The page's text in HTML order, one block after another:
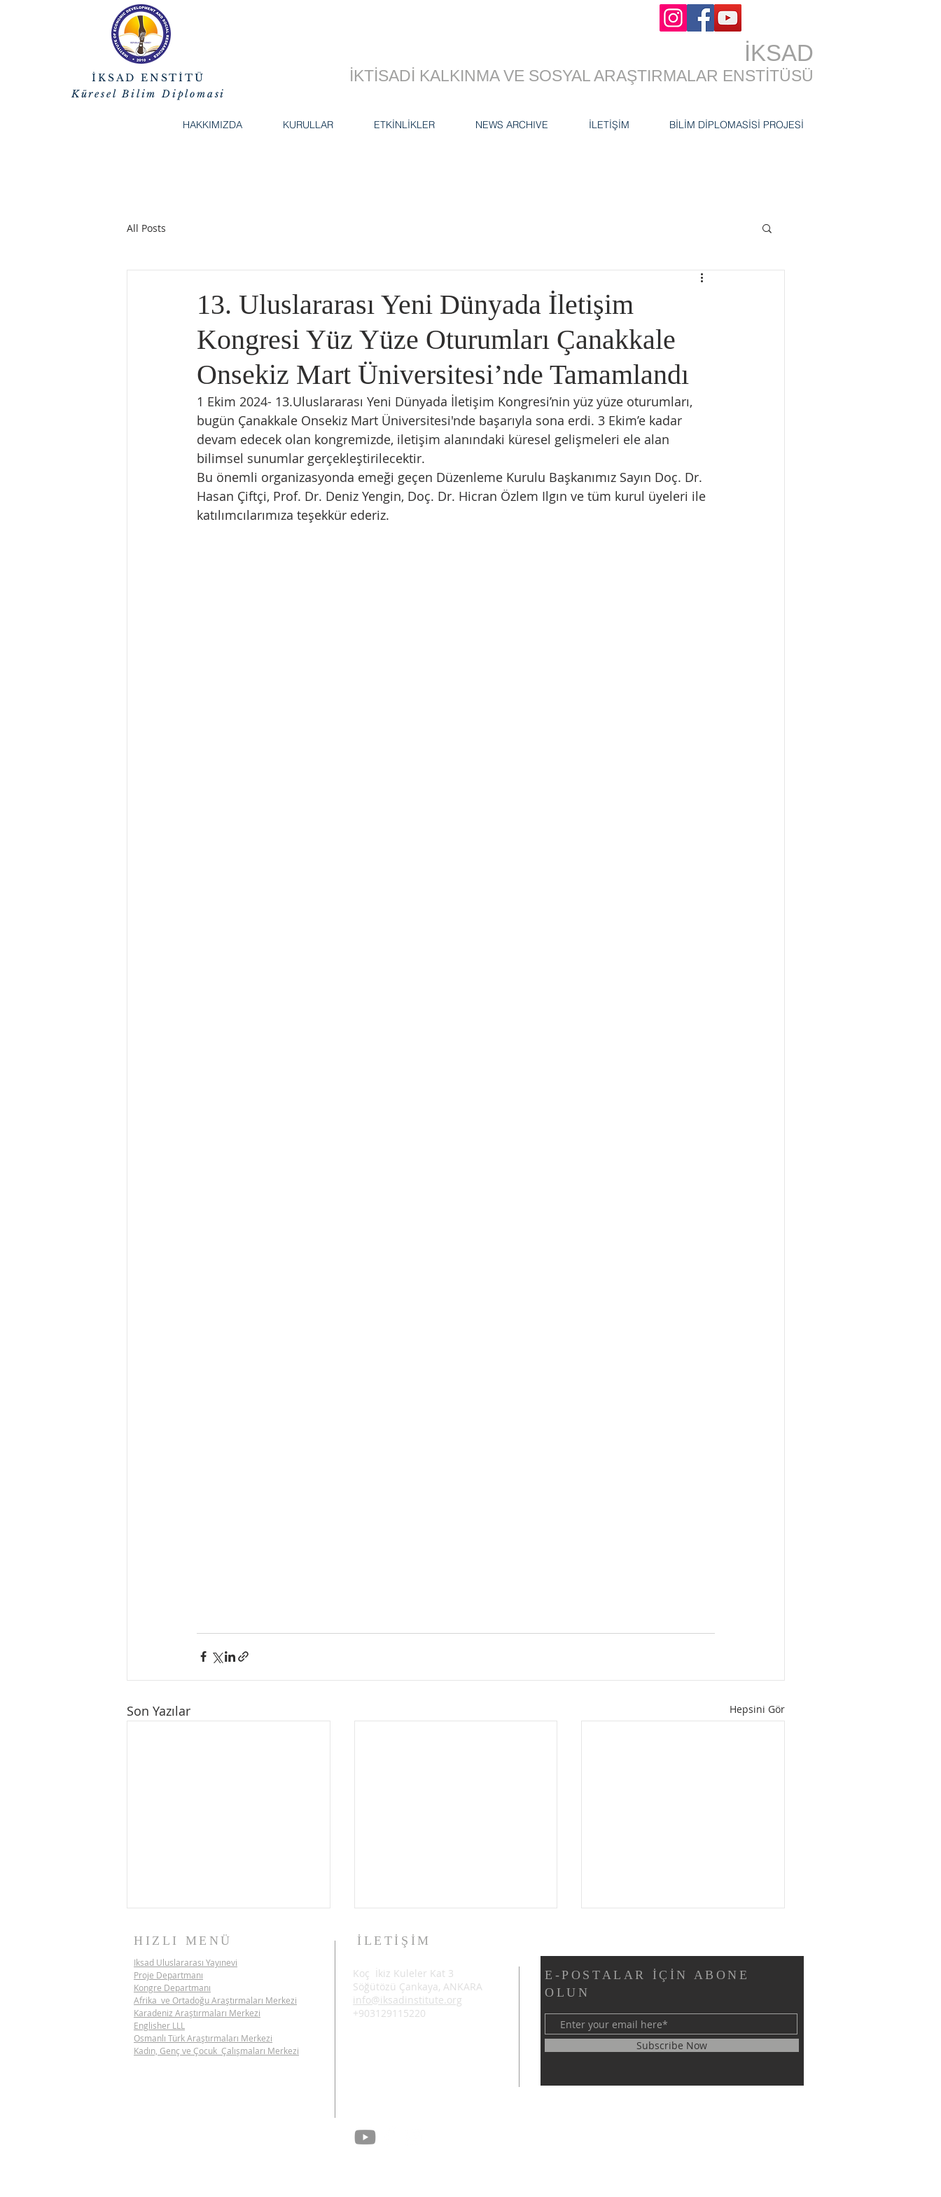
İKSAD ENSTİTÜ
Küresel Bilim Diplomasi
İKSAD
İKTİSADİ KALKINMA VE SOSYAL ARAŞTIRMALAR ENSTİTÜSÜ
HAKKIMIZDA KURULLAR ETKİNLİKLER NEWS ARCHIVE İLETİŞİM BİLİM DİPLOMASİSİ PROJESİ
All Posts
13. Uluslararası Yeni Dünyada İletişim
Kongresi Yüz Yüze Oturumları Çanakkale
Onsekiz Mart Üniversitesi’nde Tamamlandı
1 Ekim 2024- 13.Uluslararası Yeni Dünyada İletişim Kongresi’nin yüz yüze oturumları,
bugün Çanakkale Onsekiz Mart Üniversitesi'nde başarıyla sona erdi. 3 Ekim’e kadar
devam edecek olan kongremizde, iletişim alanındaki küresel gelişmeleri ele alan
bilimsel sunumlar gerçekleştirilecektir.
Bu önemli organizasyonda emeği geçen Düzenleme Kurulu Başkanımız Sayın Doç. Dr.
Hasan Çiftçi, Prof. Dr. Deniz Yengin, Doç. Dr. Hicran Özlem Ilgın ve tüm kurul üyeleri ile
katılımcılarımıza teşekkür ederiz.
Son Yazılar Hepsini Gör
İKSAD BİLİM DİPLOMASİSİ
PROJESİ | VİETNAM
ŞARM EL ŞEYH
BAŞARIYLA TAMAMLANDI
HIZLI MENÜ
Iksad Uluslararası Yayınevi
Proje Departmanı
Kongre Departmanı
Afrika ve Ortadoğu Araştırmaları Merkezi
Karadeniz Araştırmaları Merkezi
Englisher LLL
Osmanlı Türk Araştırmaları Merkezi
Kadın, Genç ve Çocuk Çalışmaları Merkezi
İLETİŞİM
Koç İkiz Kuleler Kat 3
Söğütözü Çankaya, ANKARA
info@iksadinstitute.org
+903129115220
E-POSTALAR İÇİN ABONE
OLUN
Subscribe Now